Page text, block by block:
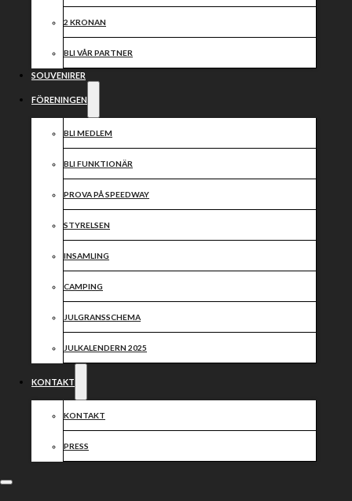
2 KRONAN
BLI VÅR PARTNER
SOUVENIRER
FÖRENINGEN
BLI MEDLEM
BLI FUNKTIONÄR
PROVA PÅ SPEEDWAY
STYRELSEN
INSAMLING
CAMPING
JULGRANSSCHEMA
JULKALENDERN 2025
KONTAKT
KONTAKT
PRESS